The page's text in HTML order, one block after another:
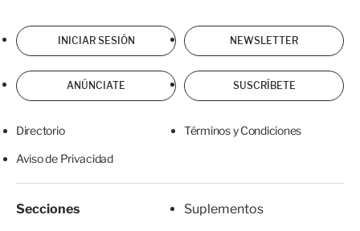
INICIAR SESIÓN NEWSLETTER
ANÚNCIATE SUSCRÍBETE
Directorio Términos y Condiciones
Aviso de Privacidad
Secciones
Suplementos